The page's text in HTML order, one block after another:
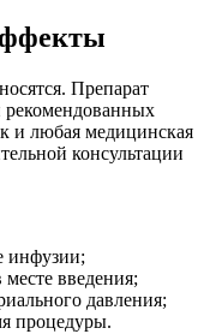
Препарат
рекомендованных
и любая медицинская
консультации
инфузии;
введения;
давления;
процедуры.